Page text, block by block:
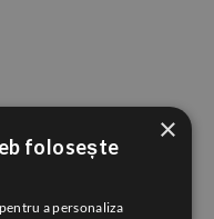
×
folosește
a personaliza